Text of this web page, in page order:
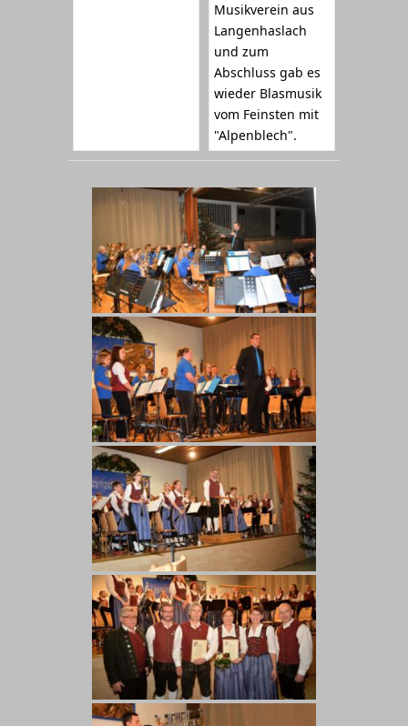
Musikverein aus
Langenhaslach
und zum
Abschluss gab es
wieder Blasmusik
vom Feinsten mit
"Alpenblech".